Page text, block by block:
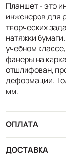
Планшет - это
инженеров для
творческих
натяжки
учебном
фанеры на
отшлифован,
деформации.
мм.
ОПЛАТА
ДОСТАВКА